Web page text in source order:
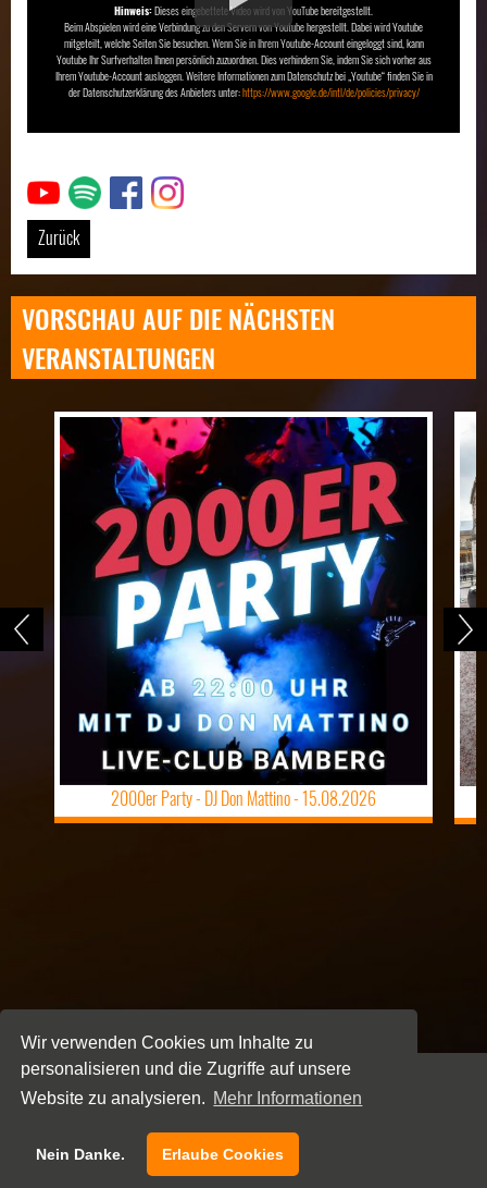
Wir verwenden Cookies um Inhalte zu
personalisieren und die Zugriffe auf unsere
Website zu analysieren. Mehr Informationen
Nein Danke. Erlaube Cookies
Hinweis:Dieses eingebettete Video wird von YouTube bereitgestellt.
Beim Abspielen wird eine Verbindung zu den Servern von Youtube hergestellt. Dabei wird Youtube
mitgeteilt, welche Seiten Sie besuchen. Wenn Sie in Ihrem Youtube-Account eingeloggt sind, kann
Youtube Ihr Surfverhalten Ihnen persönlich zuzuordnen. Dies verhindern Sie, indem Sie sich vorher aus
Ihrem Youtube-Account ausloggen. Weitere Informationen zum Datenschutz bei „Youtube“ finden Sie in
der Datenschutzerklärung des Anbieters unter:https://www.google.de/intl/de/policies/privacy/
Link Link Link
Link
Zurück
VORSCHAU AUF DIE NÄCHSTEN
VERANSTALTUNGEN
2000er Party - DJ Don Mattino -15.08.2026